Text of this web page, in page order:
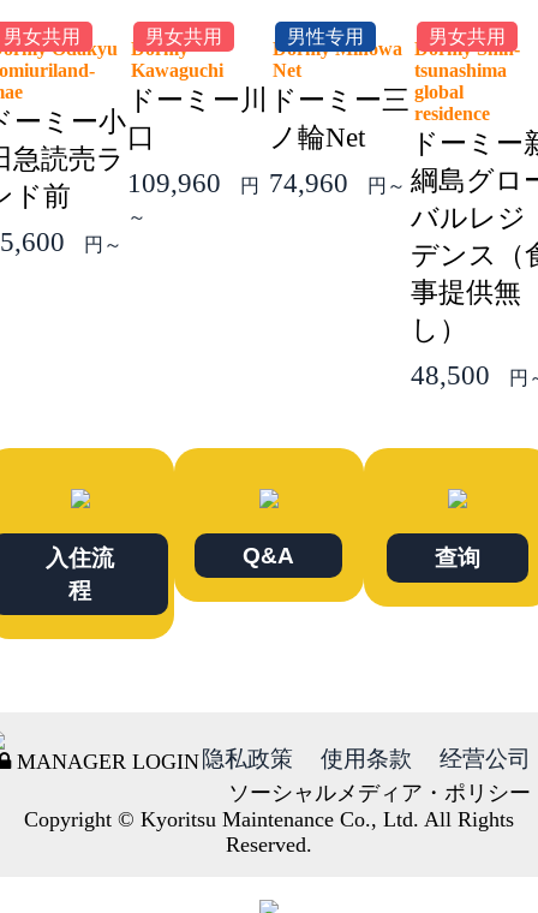
男女共用
Odakyu
ーミー小
急読売ラ
ド前
円～
男女共用
Dormy
Kawaguchi
ドーミー川
口
109,960
円
～
男性专用
Dormy Minowa
Net
ドーミー三
ノ輪Net
74,960
円～
男女共用
Dormy Shin-
tsunashima
global
residence
ドーミー
綱島グロ
バルレジ
デンス（
事提供無
し）
48,500
円
入住流
程
Q&A 查询
MANAGER LOGIN隐私政策 使用条款 经营公司
ソーシャルメディア・ポリシー
Copyright © Kyoritsu Maintenance Co., Ltd. All Rights
Reserved.